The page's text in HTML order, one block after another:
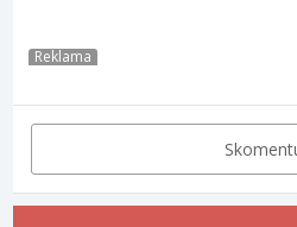
Reklama